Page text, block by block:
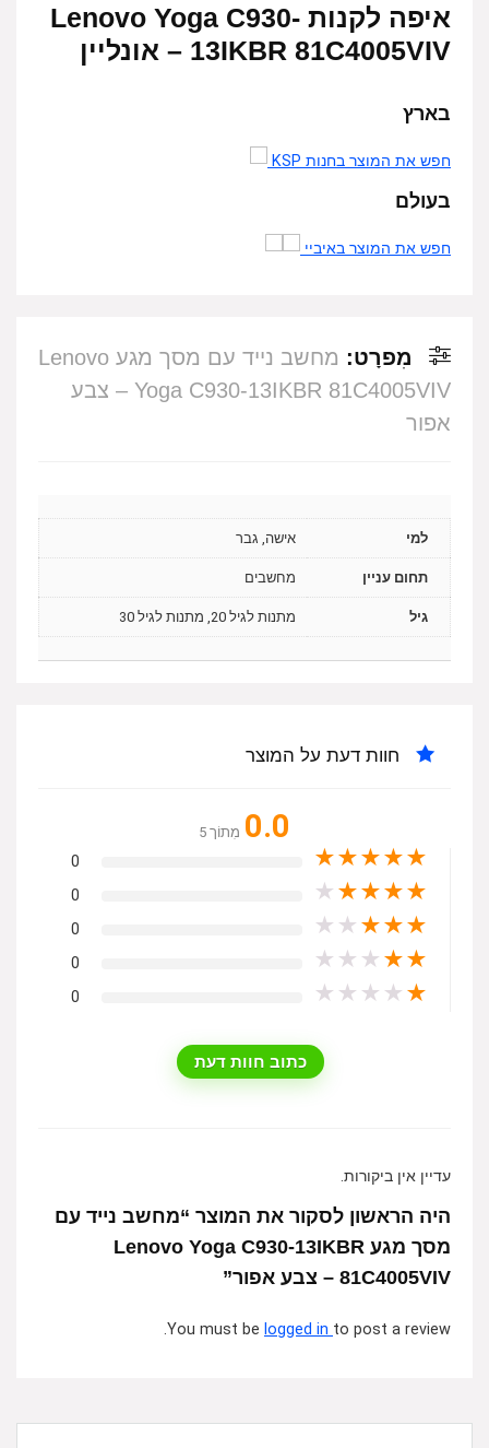
איפה לקנות Lenovo Yoga C930-
13IKBR 81C4005VIV – אונליין
בארץ
חפש את המוצר בחנות KSP
בעולם
חפש את המוצר באיביי
מִפרָט:
מחשב נייד עם מסך מגע Lenovo
Yoga C930-13IKBR 81C4005VIV – צבע
אפור
למי אישה, גבר
תחום עניין מחשבים
גיל מתנות לגיל 20, מתנות לגיל 30
חוות דעת על המוצר
0.0 מִתוֹך 5
★
★
★
★
★
0
★
★
★
★
★
0
★
★
★
★
★
0
★
★
★
★
★
0
★
★
★
★
★
0
כתוב חוות דעת
עדיין אין ביקורות.
היה הראשון לסקור את המוצר “מחשב נייד עם
מסך מגע Lenovo Yoga C930-13IKBR
81C4005VIV – צבע אפור”
You must be logged in to post a review.